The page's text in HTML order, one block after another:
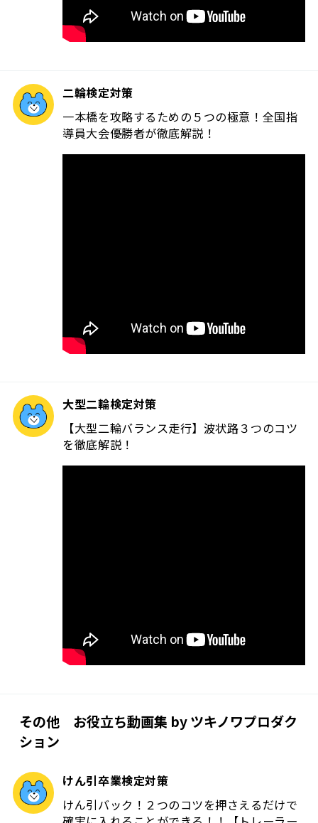
二輪検定対策
一本橋を攻略するための５つの極意！全国指
導員大会優勝者が徹底解説！
大型二輪検定対策
【大型二輪バランス走行】波状路３つのコツ
を徹底解説！
その他 お役立ち動画集 by ツキノワプロダク
ション
けん引卒業検定対策
けん引バック！２つのコツを押さえるだけで